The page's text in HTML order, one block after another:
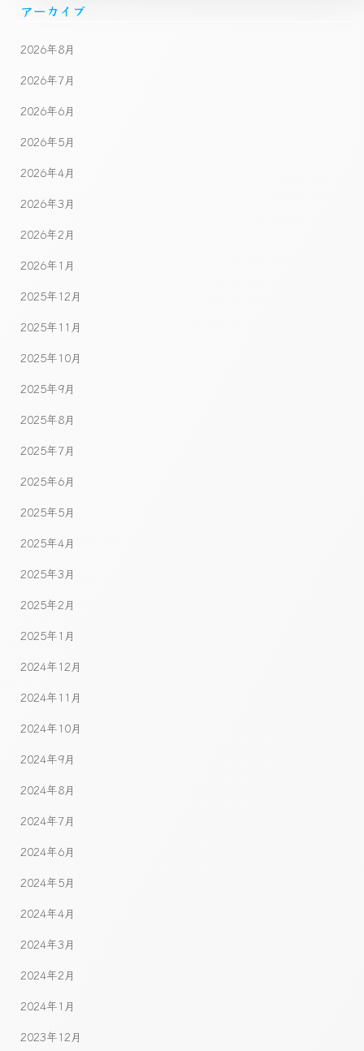
アーカイブ
2026年8月
2026年7月
2026年6月
2026年5月
2026年4月
2026年3月
2026年2月
2026年1月
2025年12月
2025年11月
2025年10月
2025年9月
2025年8月
2025年7月
2025年6月
2025年5月
2025年4月
2025年3月
2025年2月
2025年1月
2024年12月
2024年11月
2024年10月
2024年9月
2024年8月
2024年7月
2024年6月
2024年5月
2024年4月
2024年3月
2024年2月
2024年1月
2023年12月